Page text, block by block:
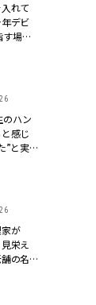
れて
デビ
す場所
のハン
感じ
”と実
が
栄え
の名